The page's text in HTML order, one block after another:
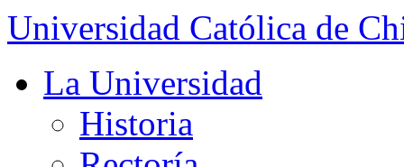
Universidad Católica de
La Universidad
Historia